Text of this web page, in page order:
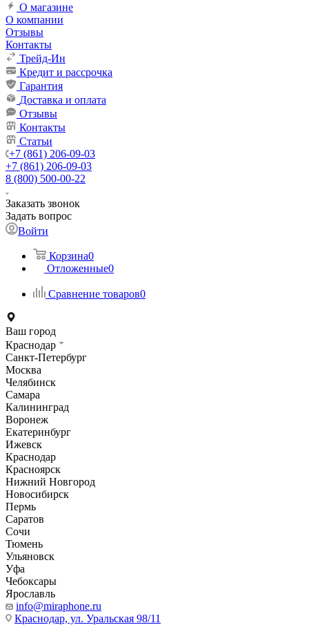
О магазине
О компании
Отзывы
Контакты
Трейд-Ин
Кредит и рассрочка
Гарантия
Доставка и оплата
Отзывы
Контакты
Статьи
+7 (861) 206-09-03
+7 (861) 206-09-03
8 (800) 500-00-22
Заказать звонок
Задать вопрос
Войти
Корзина0
Отложенные0
Сравнение товаров0
Ваш город
Краснодар
Санкт-Петербург
Москва
Челябинск
Самара
Калининград
Воронеж
Екатеринбург
Ижевск
Краснодар
Красноярск
Нижний Новгород
Новосибирск
Пермь
Саратов
Сочи
Тюмень
Ульяновск
Уфа
Чебоксары
Ярославль
info@miraphone.ru
Краснодар, ул. Уральская 98/11